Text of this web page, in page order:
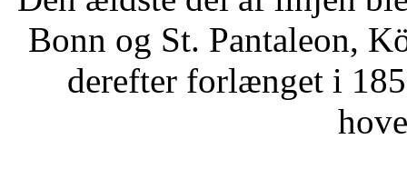
Bonn og St. Pantaleon,
derefter forlænget i